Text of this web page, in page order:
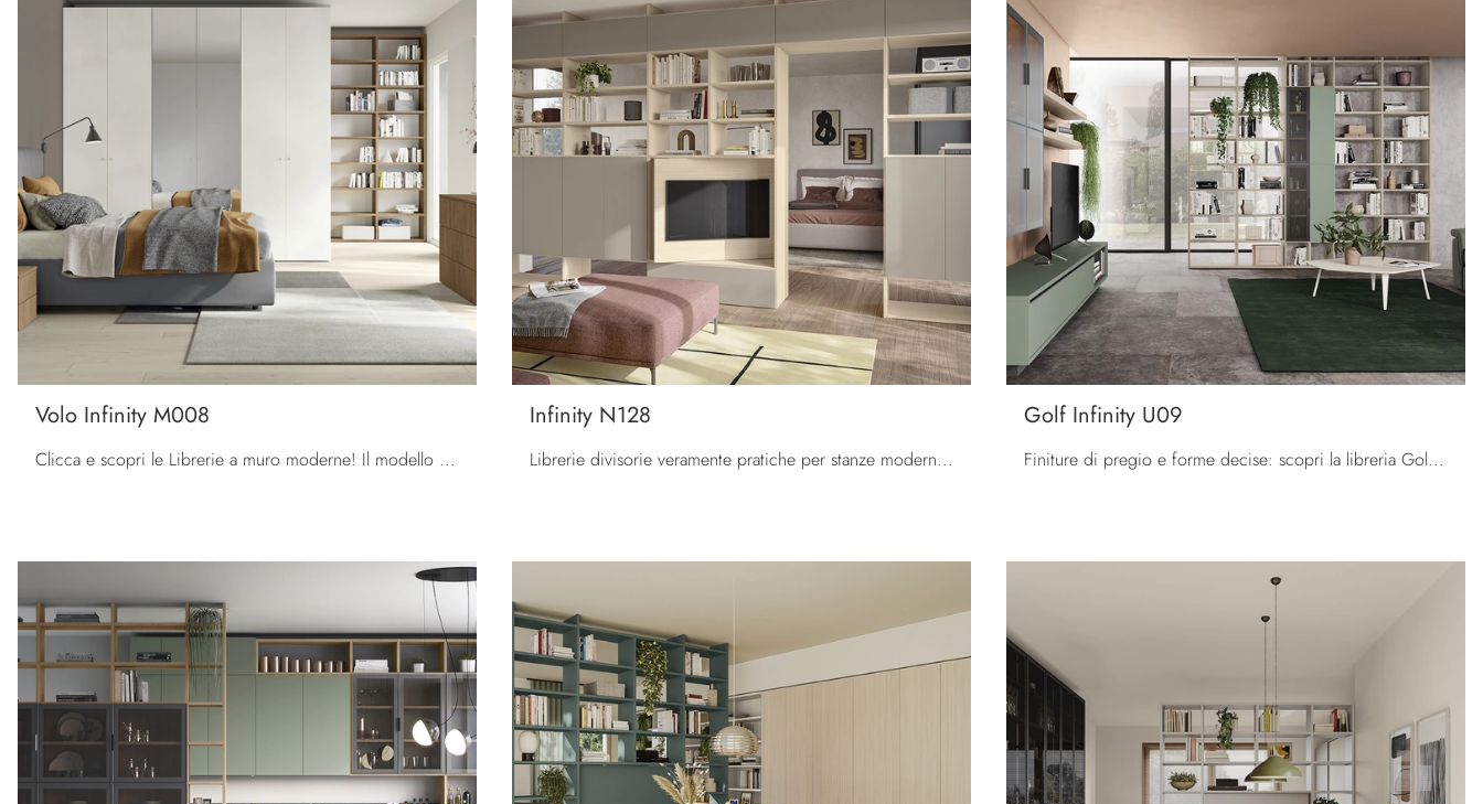
Volo Infinity M008
Clicca e scopri le Librerie a muro moderne! Il modello Volo Infinity M008 Colombini Casa saprà completare un soggiorno pratico e operativo.
Infinity N128
Librerie divisorie veramente pratiche per stanze moderne: scopri di più sul modello Infinity N128 della marca Colombini Casa!
Golf Infinity U09
Finiture di pregio e forme decise: scopri la libreria Golf Infinity U09 di Colombini Casa tra le più esclusive Librerie moderne divisorie.